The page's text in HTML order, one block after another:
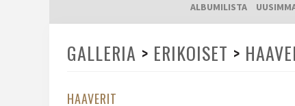
ALBUMILISTA
GALLERIA > ERIKOISET >
HAAVERIT